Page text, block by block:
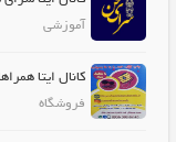
آموزشی
کانال ایتا
فروشگاه